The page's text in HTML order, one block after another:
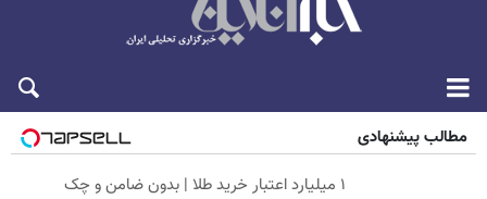
مطالب پیشنهادی
۱ میلیارد اعتبار خرید طلا | بدون ضامن و چک